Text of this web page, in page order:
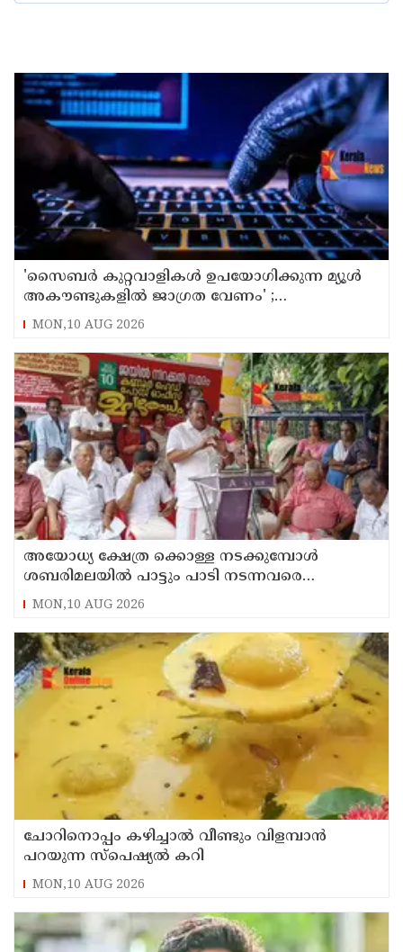
'സൈബര്‍ കുറ്റവാളികള്‍ ഉപയോഗിക്കുന്ന മ്യൂള്‍
അകൗണ്ടുകളില്‍ ജാഗ്രത വേണം' ;
നിര്‍ദേശവുമായി പൊലീസ്
MON,10 AUG 2026
അയോധ്യ ക്ഷേത്ര ക്കൊള്ള നടക്കുമ്പോൾ
ശബരിമലയിൽ പാട്ടും പാടി നടന്നവരെ
കാണാനില്ല ; ഇ.പി.ജയരാജൻ
MON,10 AUG 2026
ചോറിനൊപ്പം കഴിച്ചാൽ വീണ്ടും വിളമ്പാൻ
പറയുന്ന സ്പെഷ്യൽ കറി
MON,10 AUG 2026